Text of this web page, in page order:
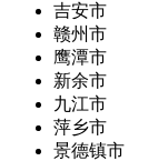
吉安市
赣州市
鹰潭市
新余市
九江市
萍乡市
景德镇市